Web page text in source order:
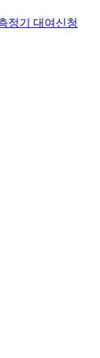
정기 대여신청